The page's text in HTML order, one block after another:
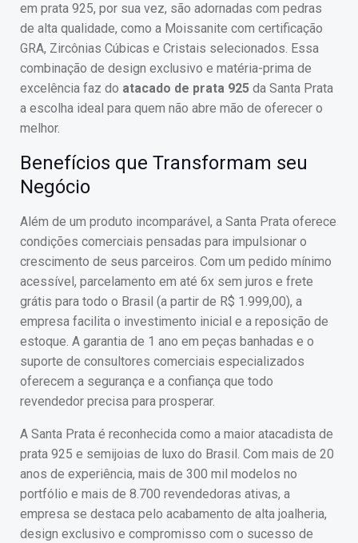
em prata 925, por sua vez, são adornadas com pedras
de alta qualidade, como a Moissanite com certificação
GRA, Zircônias Cúbicas e Cristais selecionados. Essa
combinação de design exclusivo e matéria-prima de
excelência faz do atacado de prata 925 da Santa Prata
a escolha ideal para quem não abre mão de oferecer o
melhor.
Benefícios que Transformam seu
Negócio
Além de um produto incomparável, a Santa Prata oferece
condições comerciais pensadas para impulsionar o
crescimento de seus parceiros. Com um pedido mínimo
acessível, parcelamento em até 6x sem juros e frete
grátis para todo o Brasil (a partir de R$ 1.999,00), a
empresa facilita o investimento inicial e a reposição de
estoque. A garantia de 1 ano em peças banhadas e o
suporte de consultores comerciais especializados
oferecem a segurança e a confiança que todo
revendedor precisa para prosperar.
A Santa Prata é reconhecida como a maior atacadista de
prata 925 e semijoias de luxo do Brasil. Com mais de 20
anos de experiência, mais de 300 mil modelos no
portfólio e mais de 8.700 revendedoras ativas, a
empresa se destaca pelo acabamento de alta joalheria,
design exclusivo e compromisso com o sucesso de